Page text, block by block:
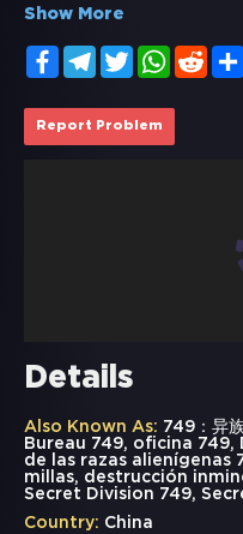
Show More
FacebookTelegramTwitter
Report Problem
Details
Also Known As: 749：异
Bureau 749, oficina 749,
de las razas alienígenas
millas, destrucción
Secret Division 749,
Country: China